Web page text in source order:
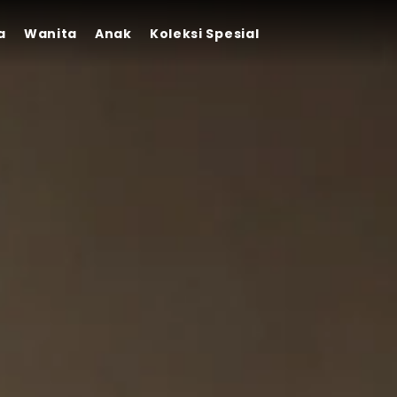
Wanita Anak Koleksi Spesial